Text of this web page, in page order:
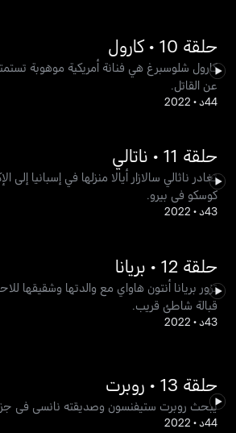
حلقة 10 • كارول
كارول شلوسبرغ هي فنانة أمريكية موهوبة
عن القاتل.
44د •
2022
حلقة 11 • ناتالي
تغادر ناثالي سالازار أيالا منزلها في إسبانيا
كوسكو في بيرو.
43د •
2022
حلقة 12 • بريانا
قبالة شاطئ قريب.
43د •
2022
حلقة 13 • روبرت
يبحث روبرت ستيفنسون وصديقته نانسي في
44د •
2022